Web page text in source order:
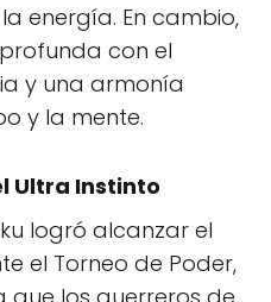
energía. En cambio,
con el
y una armonía
y la mente.
Ultra Instinto
logró alcanzar el
el Torneo de Poder,